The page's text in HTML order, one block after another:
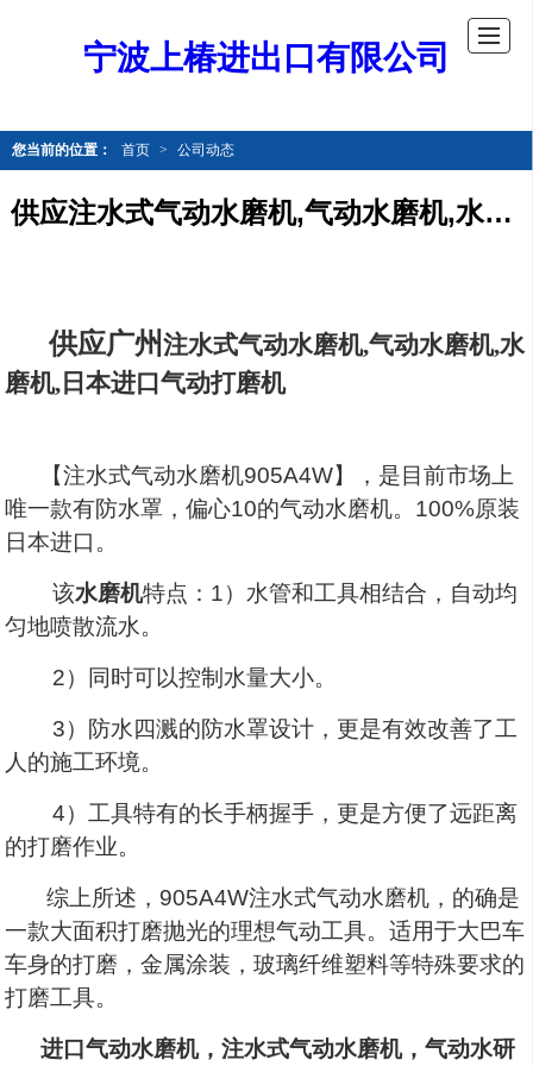
宁波上椿进出口有限公司
您当前的位置： 首页 > 公司动态
供应注水式气动水磨机,气动水磨机,水磨机，日本进口
供应广州注水式气动水磨机,气动水磨机,水
磨机,日本进口气动打磨机
【注水式气动水磨机905A4W】，是目前市场上
唯一款有防水罩，偏心10的气动水磨机。100%原装
日本进口。
该水磨机特点：1）水管和工具相结合，自动均
匀地喷散流水。
2）同时可以控制水量大小。
3）防水四溅的防水罩设计，更是有效改善了工
人的施工环境。
4）工具特有的长手柄握手，更是方便了远距离
的打磨作业。
综上所述，905A4W注水式气动水磨机，的确是
一款大面积打磨抛光的理想气动工具。适用于大巴车
车身的打磨，金属涂装，玻璃纤维塑料等特殊要求的
打磨工具。
进口气动水磨机，注水式气动水磨机，气动水研